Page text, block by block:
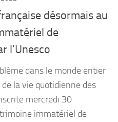
désormais au
de
l’Unesco
dans le monde entier
la vie quotidienne des
mercredi 30
immatériel de